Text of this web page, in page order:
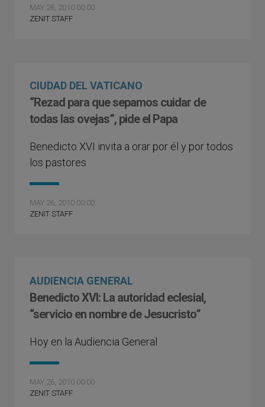
MAY 26, 2010 00:00
ZENIT STAFF
CIUDAD DEL VATICANO
“Rezad para que sepamos cuidar de
todas las ovejas”, pide el Papa
Benedicto XVI invita a orar por él y por todos
los pastores
MAY 26, 2010 00:00
ZENIT STAFF
AUDIENCIA GENERAL
Benedicto XVI: La autoridad eclesial,
“servicio en nombre de Jesucristo”
Hoy en la Audiencia General
MAY 26, 2010 00:00
ZENIT STAFF